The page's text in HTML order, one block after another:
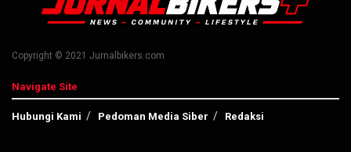
Copyright © 2021 Jurnalbikers.com
Navigate Site
Hubungi Kami Pedoman Media Siber Redaksi